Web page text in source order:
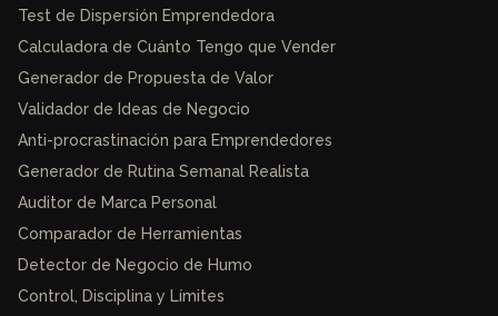
Test de Dispersión Emprendedora
Calculadora de Cuánto Tengo que Vender
Generador de Propuesta de Valor
Validador de Ideas de Negocio
Anti-procrastinación para Emprendedores
Generador de Rutina Semanal Realista
Auditor de Marca Personal
Comparador de Herramientas
Detector de Negocio de Humo
Control, Disciplina y Límites